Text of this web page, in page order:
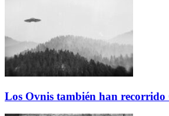
Los Ovnis también han